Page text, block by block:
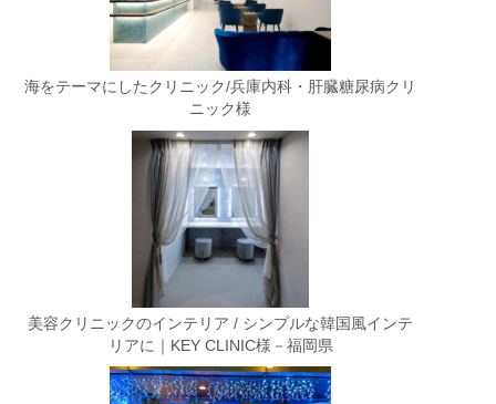
海をテーマにしたクリニック/兵庫内科・肝臓糖尿病クリ
ニック様
美容クリニックのインテリア / シンプルな韓国風インテ
リアに｜KEY CLINIC様－福岡県